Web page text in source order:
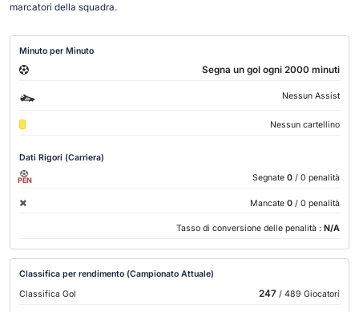
marcatori della squadra.
Minuto per Minuto
Segna un gol ogni 2000 minuti
Nessun Assist
Nessun cartellino
Dati Rigori (Carriera)
PEN Segnate 0 / 0 penalità
Mancate 0 / 0 penalità
Tasso di conversione delle penalità : N/A
Classifica per rendimento (Campionato Attuale)
Classifica Gol
247/ 489 Giocatori